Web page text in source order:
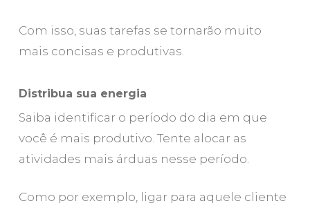
Com isso, suas tarefas se tornarão muito
mais concisas e produtivas.
Distribua sua energia
Saiba identificar o período do dia em que
você é mais produtivo. Tente alocar as
atividades mais árduas nesse período.
Como por exemplo, ligar para aquele cliente